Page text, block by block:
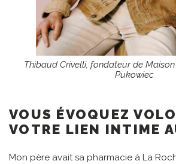
Thibaud Crivelli, fondateur de
Pukowiec
VOUS ÉVOQUEZ
VOTRE LIEN INTIME
Mon père avait sa pharmacie à La